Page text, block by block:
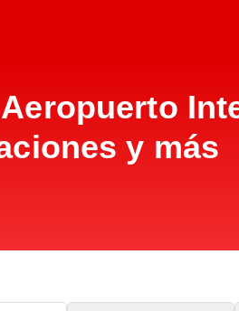
y más